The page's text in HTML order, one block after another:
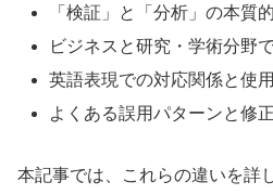
「検証」と「分析」の本質
ビジネスと研究・学術分野
英語表現での対応関係と使
よくある誤用パターンと修
本記事では、これらの違いを詳